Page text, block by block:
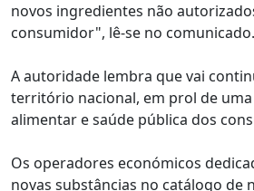
novos ingredientes não
consumidor", lê-se no comunicado.
A autoridade lembra que vai
território nacional, em prol de
alimentar e saúde pública dos
Os operadores económicos
novas substâncias no catálogo de